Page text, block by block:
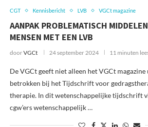
CGT Kennisbericht LVB VGCt magazine
AANPAK PROBLEMATISCH
MENSEN MET EEN LVB
doorVGCt 24 september 2024 11 minuten
De VGCt geeft niet alleen het VGCt
betrokken bij het Tijdschrift voor
therapie. In dit wetenschappelijke tijdschrift
cgw’ers wetenschappelijk …